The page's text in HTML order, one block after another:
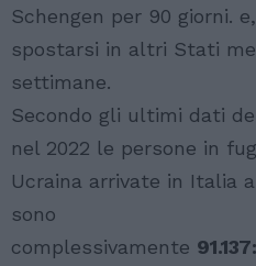
Schengen per 90 giorni.
spostarsi in altri Stati
settimane.
Secondo gli ultimi dati
nel 2022 le persone in
Ucraina arrivate in Italia
sono
complessivamente 91.137: